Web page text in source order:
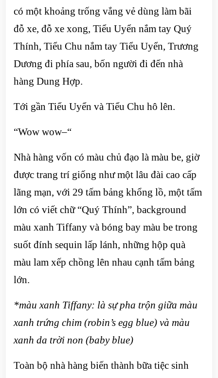
có một khoảng trống vắng vẻ dùng làm bãi
đỗ xe, đỗ xe xong, Tiểu Uyển nắm tay Quý
Thính, Tiểu Chu nắm tay Tiểu Uyển, Trương
Dương đi phía sau, bốn người đi đến nhà
hàng Dung Hợp.
Tới gần Tiểu Uyển và Tiểu Chu hô lên.
“Wow wow–“
Nhà hàng vốn có màu chủ đạo là màu be, giờ
được trang trí giống như một lâu đài cao cấp
lãng mạn, với 29 tấm bảng khổng lồ, một tấm
lớn có viết chữ “Quý Thính”, background
màu xanh Tiffany và bóng bay màu be trong
suốt đính sequin lấp lánh, những hộp quà
màu lam xếp chồng lên nhau cạnh tấm bảng
lớn.
*màu xanh Tiffany: là sự pha trộn giữa màu
xanh trứng chim (robin’s egg blue) và màu
xanh da trời non (baby blue)
Toàn bộ nhà hàng biến thành bữa tiệc sinh